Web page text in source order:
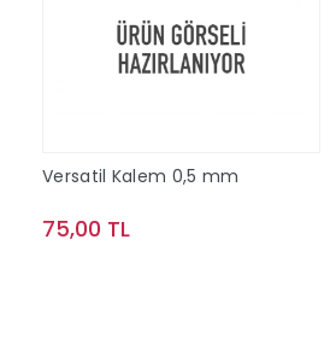
Versatil Kalem 0,5 mm
75,00 TL